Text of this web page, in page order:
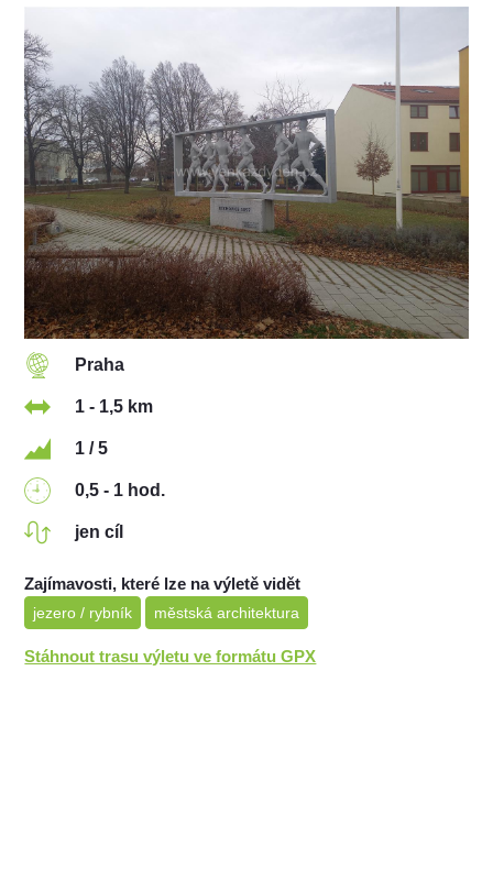
Praha
1 - 1,5 km
1 / 5
0,5 - 1 hod.
jen cíl
Zajímavosti, které lze na výletě vidět
jezero / rybník městská architektura
Stáhnout trasu výletu ve formátu GPX